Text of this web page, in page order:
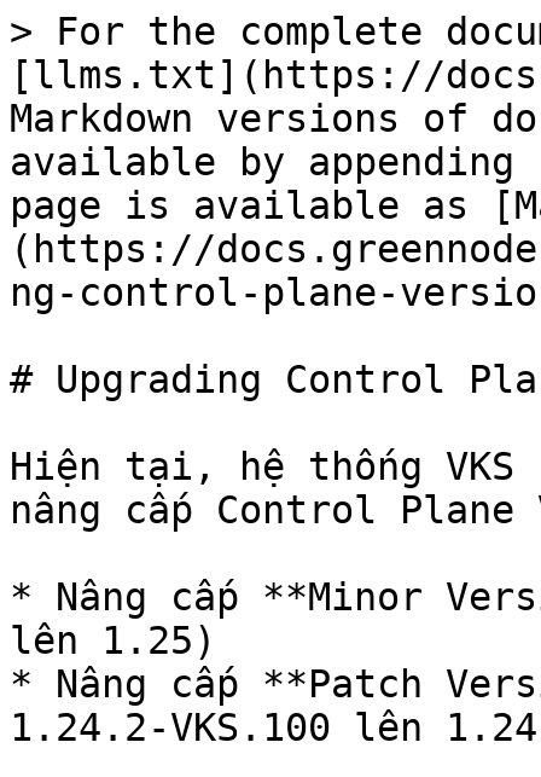
> For the complete
[llms.txt](https://
Markdown versions of
available by
page is available as
(https://
ng-control-plane-
# Upgrading Control
Hiện tại, hệ thống
nâng cấp Control
* Nâng cấp **Minor
lên 1.25)
* Nâng cấp **Patch
1.24.2-VKS.100 lên